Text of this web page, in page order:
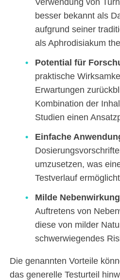
Verwendung von
besser bekannt als
aufgrund seiner
als Aphrodisiakum
Potential für
praktische
Erwartungen
Kombination der
Studien einen
Einfache
umzusetzen, was
Testverlauf
Milde
Auftretens von
diese von milder
schwerwiegendes
Die genannten Vorteile
das generelle Testurteil